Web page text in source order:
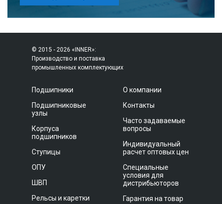
© 2015 - 2026 «INNER»:
Производство и поставка
промышленных комплектующих
Подшипники
Подшипниковые
узлы
Корпуса
подшипников
Ступицы
ОПУ
ШВП
Рельсы и каретки
О компании
Контакты
Часто задаваемые
вопросы
Индивидуальный
расчет оптовых цен
Специальные
условия для
дистрибьюторов
Гарантия на товар